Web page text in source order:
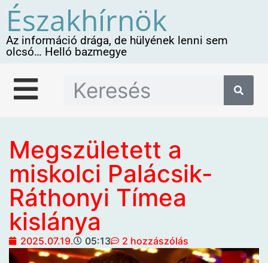
Északhírnök
Az információ drága, de hülyének lenni sem
olcsó… Helló bazmegye
Megszületett a
miskolci Palácsik-
Ráthonyi Tímea
kislánya
2025.07.19. 05:13 2 hozzászólás